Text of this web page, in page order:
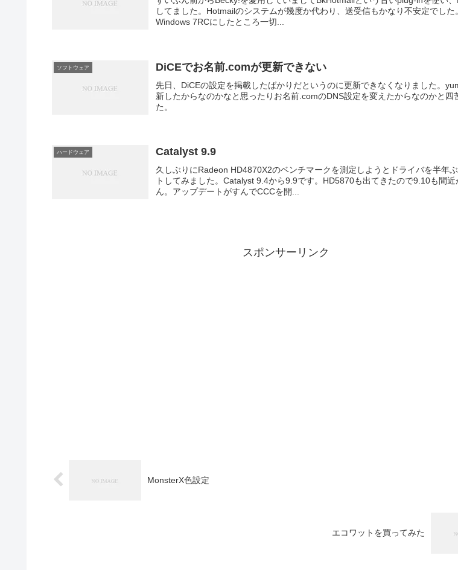
してました。Hotmailのシステムが幾度か代わり、送受信もかなり不安定でした
Windows 7RCにしたところ一切...
ソフトウェア DiCEでお名前.comが更新できない
先日、DiCEの設定を掲載したばかりだというのに更新できなくなりました。
新したからなのかなと思ったりお名前.comのDNS設定を変えたからなのかと四
た。
ハードウェア Catalyst 9.9
久しぶりにRadeon HD4870X2のベンチマークを測定しようとドライバを半年
トしてみました。Catalyst 9.4から9.9です。HD5870も出てきたので9.10も間
ん。アップデートがすんでCCCを開...
スポンサーリンク
MonsterX色設定
エコワットを買ってみた